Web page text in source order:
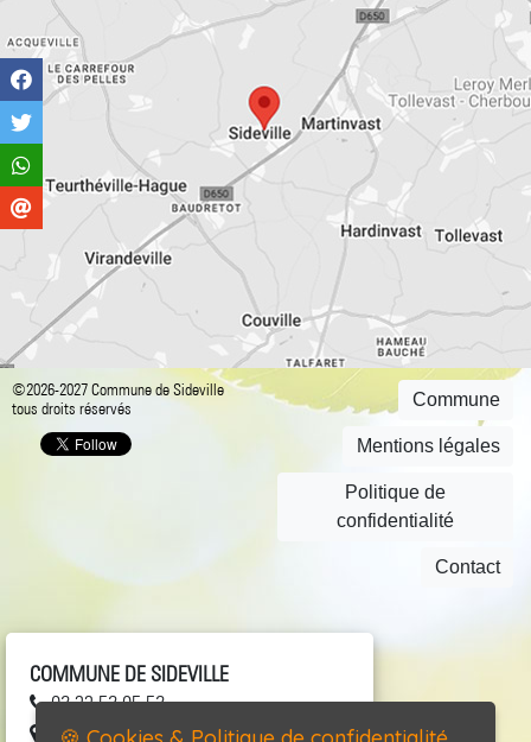
©2026-2027 Commune de Sideville
tous droits réservés
COMMUNE DE SIDEVILLE
02 33 52 05 52
4, village de l'Église 50690 SIDEVILLE
Commune
Mentions légales
Politique de
confidentialité
Contact